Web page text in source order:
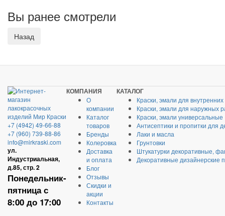
Вы ранее смотрели
+7 (4942) 49-66-88
+7 (960) 739-88-86
info@mirkraski.com
ул.
Индустриальная,
д.85, стр. 2
Понедельник-
пятница с
8:00 до 17:00
КОМПАНИЯ
О
компании
Каталог
товаров
Бренды
Колеровка
Доставка
и оплата
Блог
Отзывы
Скидки и
акции
Контакты
КАТАЛОГ
Краски, эмали для
Краски, эмали для наружных
Краски, эмали универсальные
Антисептики и пропитки для
Лаки и масла
Грунтовки
Штукатурки декоративные,
Декоративные дизайнерские